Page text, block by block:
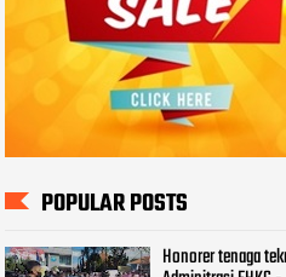
POPULAR POSTS
Honorer tenaga